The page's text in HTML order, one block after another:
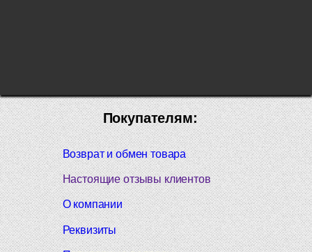
Покупателям:
Возврат и обмен товара
Настоящие отзывы клиентов
О компании
Реквизиты